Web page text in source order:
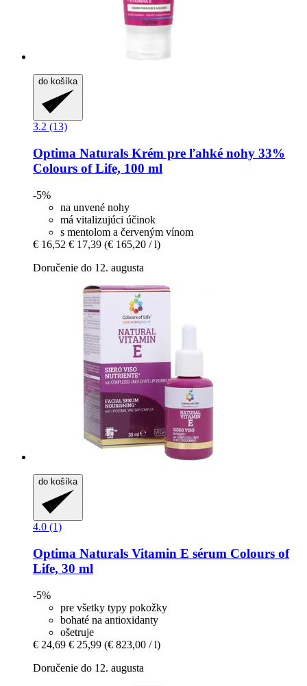
do košíka
3.2 (13)
Optima Naturals Krém pre ľahké nohy 33%
Colours of Life, 100 ml
-5%
na unvené nohy
má vitalizujúci účinok
s mentolom a červeným vínom
€ 16,52 € 17,39 (€ 165,20 / l)
Doručenie do 12. augusta
do košíka
4.0 (1)
Optima Naturals Vitamin E sérum Colours of
Life, 30 ml
-5%
pre všetky typy pokožky
bohaté na antioxidanty
ošetruje
€ 24,69 € 25,99 (€ 823,00 / l)
Doručenie do 12. augusta